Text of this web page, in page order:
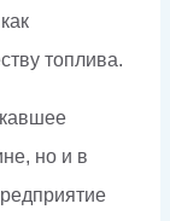
топлива.
но и в